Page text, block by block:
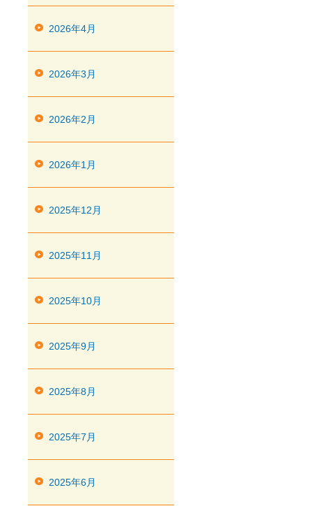
2026年4月
2026年3月
2026年2月
2026年1月
2025年12月
2025年11月
2025年10月
2025年9月
2025年8月
2025年7月
2025年6月